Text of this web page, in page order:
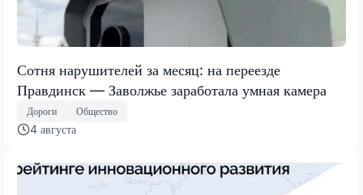
Сотня нарушителей за месяц: на переезде
Правдинск — Заволжье заработала умная камера
Дороги Общество
4 августа